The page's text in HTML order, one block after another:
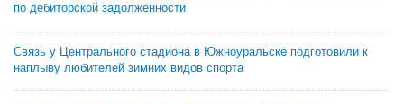
по дебиторской задолженности
Связь у Центрального стадиона в Южноуральске подготовили к
наплыву любителей зимних видов спорта